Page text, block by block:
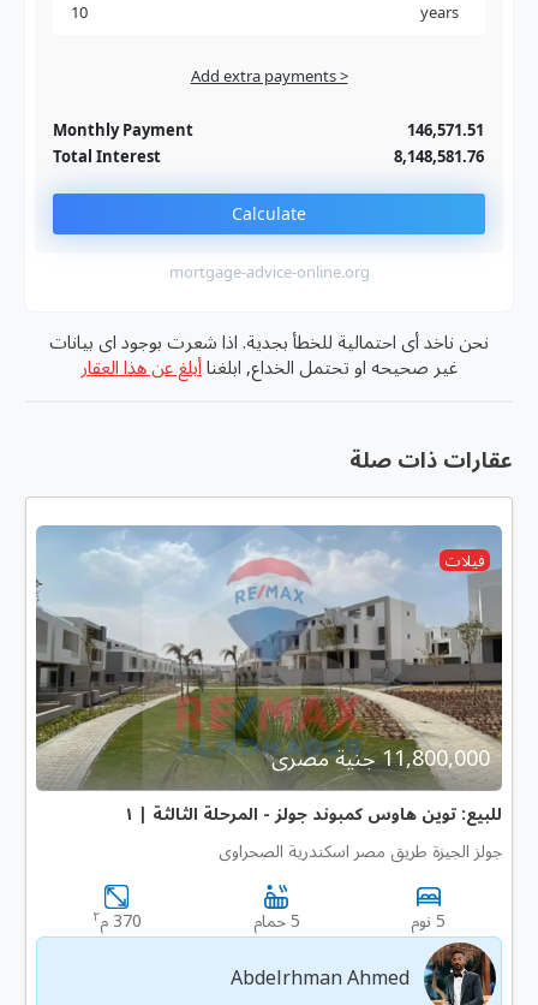
years
Add extra payments >
Monthly Payment
146,571.51
Total Interest
8,148,581.76
Calculate
mortgage-advice-online.org
نحن ناخد أى احتمالية للخطأ بجدية. اذا شعرت بوجود اى بيانات
غير صحيحه او تحتمل الخداع, ابلغنا أبلغ عن هذا العقار
عقارات ذات صلة
فيلات
11,800,000 جنية مصرى
للبيع: توين هاوس كمبوند جولز - المرحلة الثالثة | ١
جولز الجيزة طريق مصر اسكندرية الصحراوى
5 نوم 5 حمام 370 م ٢
Abdelrhman Ahmed